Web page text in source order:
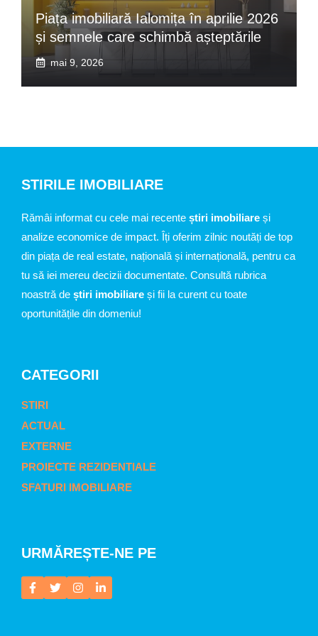
Piața imobiliară Ialomița în aprilie 2026
și semnele care schimbă așteptările
mai 9, 2026
STIRILE IMOBILIARE
Rămâi informat cu cele mai recente știri imobiliare și
analize economice de impact. Îți oferim zilnic noutăți de top
din piața de real estate, națională și internațională, pentru ca
tu să iei mereu decizii documentate. Consultă rubrica
noastră de știri imobiliare și fii la curent cu toate
oportunitățile din domeniu!
CATEGORII
STIRI
ACTUAL
EXTERNE
PROIECTE REZIDENTIALE
SFATURI IMOBILIARE
URMĂREȘTE-NE PE